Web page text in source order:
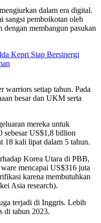
dalam era digital.
sangsi pemboikotan oleh
dengan membangun pasukan
Kepri Siap Bersinergi
setiap tahun. Pada
besar dan UKM serta
mereka untuk
sebesar US$1,8 billion
18 kali lipat dalam 5 tahun.
Korea Utara di PBB,
mencapai US$316 juta
karena membutuhkan
Asia research).
terjadi di Inggris. Lebih
di tahun 2023.